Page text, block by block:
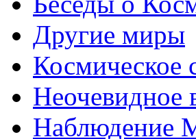
Другие миры
Космическое
Неочевидное
Наблюдение